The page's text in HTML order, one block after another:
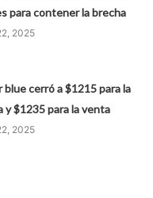
para contener la brecha
2025
blue cerró a $1215 para la
y $1235 para la venta
2025